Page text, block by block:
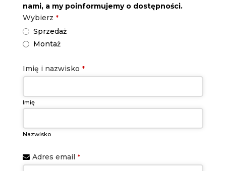
nami, a my poinformujemy o dostępności.
Email
Address *
Wybierz *
Sprzedaż
Montaż
Imię i nazwisko *
Imię
Nazwisko
Adres email *